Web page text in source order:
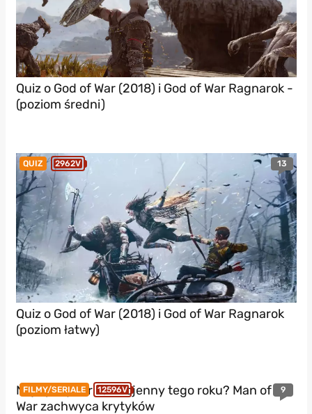
Quiz o God of War (2018) i God of War Ragnarok -
(poziom średni)
QUIZ 2962V 13
Quiz o God of War (2018) i God of War Ragnarok
(poziom łatwy)
FILMY/SERIALE 12596V 9
Najlepszy thriller wojenny tego roku? Man of
War zachwyca krytyków